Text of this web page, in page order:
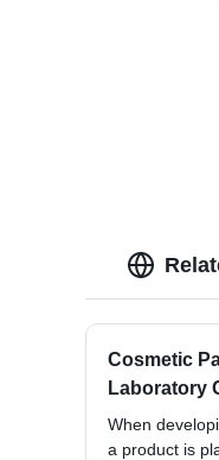
Cosmetic
Laboratory
When
a product is